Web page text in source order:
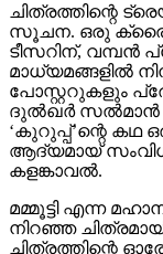
ചിത്രത്തിന്റെ
സൂചന. ഒരു ക്രൈം
ടീസറിന്,
മാധ്യമങ്ങളിൽ
പോസ്റ്ററുകളും
ദുൽഖർ സൽമാൻ
‘കുറുപ്പ്’ന്റെ കഥ
ആദ്യമായ്
കളങ്കാവൽ.
മമ്മൂട്ടി എന്ന
നിറഞ്ഞ
ചിത്രത്തിന്റെ